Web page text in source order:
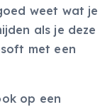
weet wat je
als je deze
met een
op een